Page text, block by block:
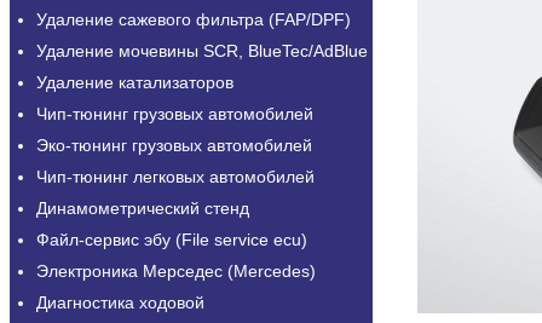
Удаление сажевого фильтра (FAP/DPF)
Удаление мочевины SCR, BlueTec/AdBlue
Удаление катализаторов
Чип-тюнинг грузовых автомобилей
Эко-тюнинг грузовых автомобилей
Чип-тюнинг легковых автомобилей
Динамометрический стенд
Файл-сервис эбу (File service ecu)
Электроника Мерседес (Mercedes)
Диагностика ходовой